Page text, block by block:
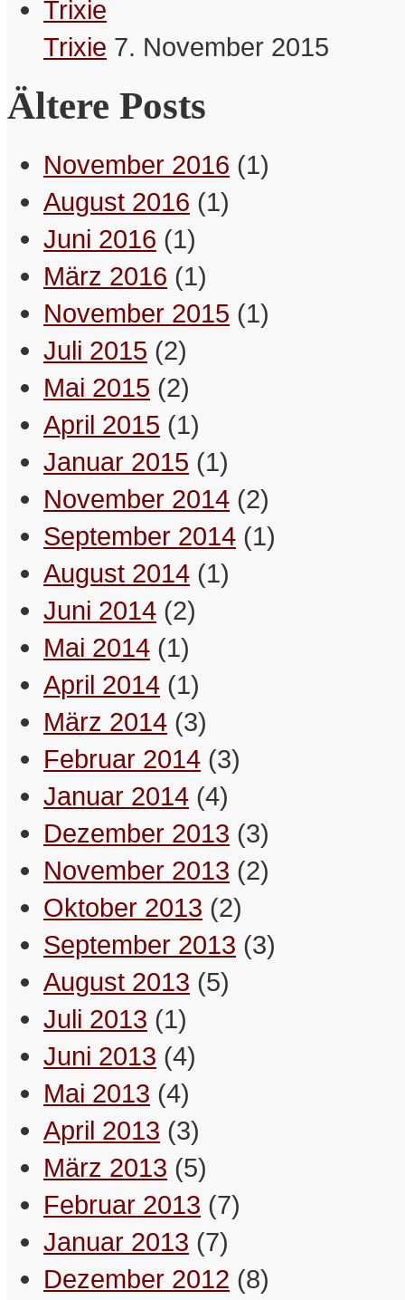
Trixie 7. November 2015
Ältere Posts
November 2016 (1)
August 2016 (1)
Juni 2016 (1)
März 2016 (1)
November 2015 (1)
Juli 2015 (2)
Mai 2015 (2)
April 2015 (1)
Januar 2015 (1)
November 2014 (2)
September 2014 (1)
August 2014 (1)
Juni 2014 (2)
Mai 2014 (1)
April 2014 (1)
März 2014 (3)
Februar 2014 (3)
Januar 2014 (4)
Dezember 2013 (3)
November 2013 (2)
Oktober 2013 (2)
September 2013 (3)
August 2013 (5)
Juli 2013 (1)
Juni 2013 (4)
Mai 2013 (4)
April 2013 (3)
März 2013 (5)
Februar 2013 (7)
Januar 2013 (7)
Dezember 2012 (8)